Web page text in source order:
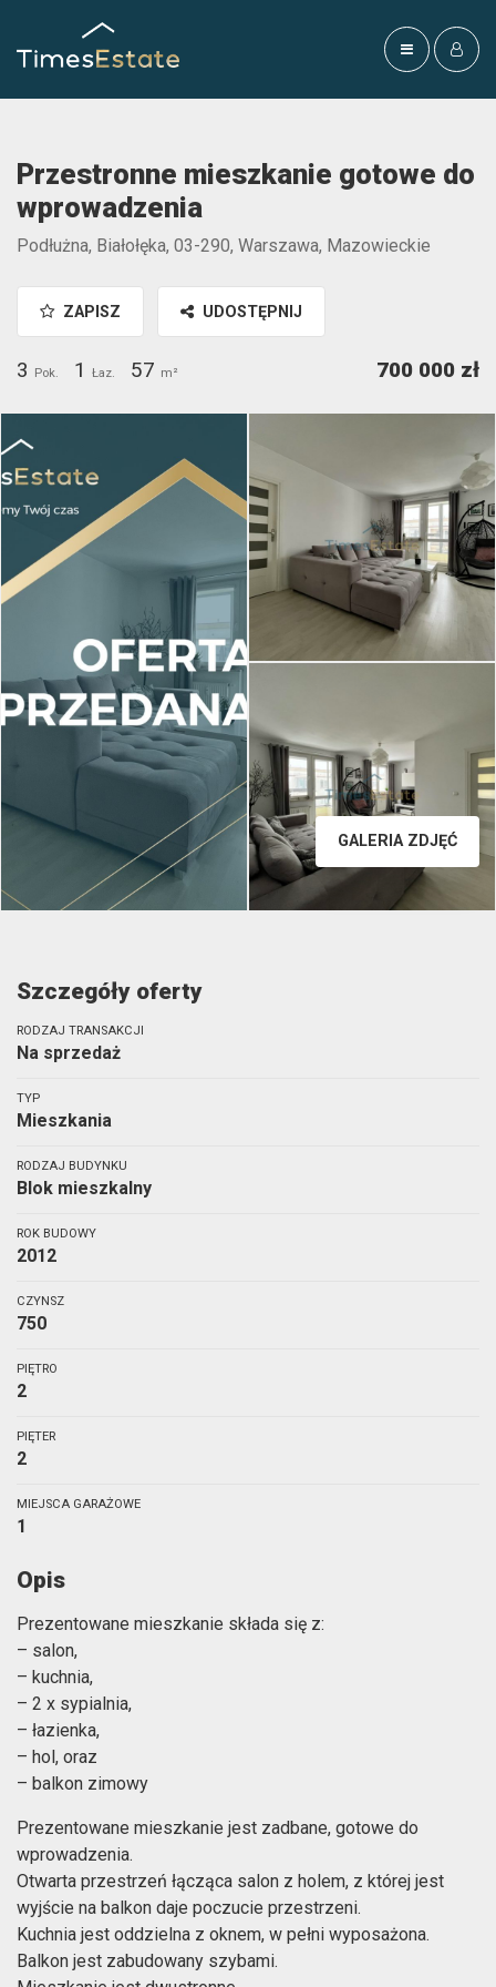
Przestronne mieszkanie gotowe do
wprowadzenia
Podłużna, Białołęka, 03-290, Warszawa, Mazowieckie
ZAPISZ UDOSTĘPNIJ
3 Pok. 1 Łaz. 57 m² 700 000 zł
GALERIA ZDJĘĆ
Szczegóły oferty
RODZAJ TRANSAKCJI
Na sprzedaż
TYP
Mieszkania
RODZAJ BUDYNKU
Blok mieszkalny
ROK BUDOWY
2012
CZYNSZ
750
PIĘTRO
2
PIĘTER
2
MIEJSCA GARAŻOWE
1
Opis
Prezentowane mieszkanie składa się z:
– salon,
– kuchnia,
– 2 x sypialnia,
– łazienka,
– hol, oraz
– balkon zimowy
Prezentowane mieszkanie jest zadbane, gotowe do
wprowadzenia.
Otwarta przestrzeń łącząca salon z holem, z której jest
wyjście na balkon daje poczucie przestrzeni.
Kuchnia jest oddzielna z oknem, w pełni wyposażona.
Balkon jest zabudowany szybami.